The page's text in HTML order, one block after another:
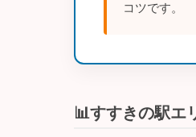
コツです。
📊すすきの駅エ